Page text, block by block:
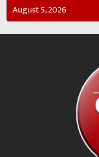
August 5, 2026